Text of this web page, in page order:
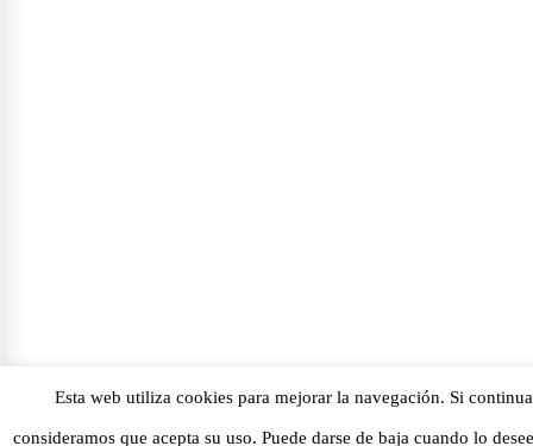
Esta web utiliza cookies para mejorar la navegación. Si
consideramos que acepta su uso. Puede darse de baja cuando lo